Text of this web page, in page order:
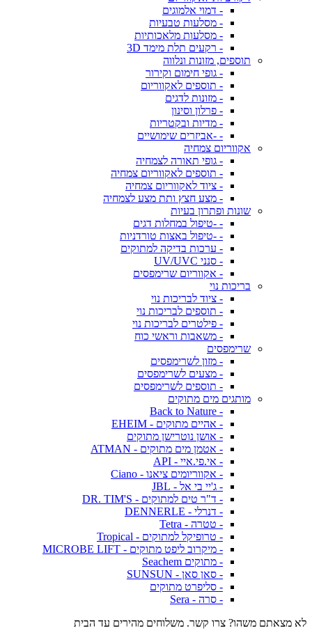
- דמוי אלמוגים
- מסלעות טבעיות
- מסלעות מלאכותיות
- רקעים תלת מימד 3D
תוספים, מזונות ונלווה
- גופי חימום וקירור
- תוספים לאקווריום
- מזונות לדגים
- פרלון וסינון
- מדיות ובקטריות
- -אביזרים שימושיים
אקווריום צמחיה
- גופי תאורה לצמחיה
- תוספים לאקווריום צמחיה
- ציוד לאקווריום צמחיה
- מצע חצץ ותת מצע לצמחיה
שונות ופתרון בעיות
- -טיפול במחלות דגים
- -טיפול באצות טורדניות
- ערכות בדיקה למתוקים
- סנני UV/UVC
- אקווריום שרימפסים
בריכות נוי
- ציוד לבריכות נוי
- תוספים לבריכות נוי
- פילטרים לבריכות נוי
- משאבות וראשי כוח
שרימפסים
- מזון לשרימפסים
- מצעים לשרימפסים
- תוספים לשרימפסים
מותגים מים מתוקים
- Back to Nature
- אהיים מתוקים - EHEIM
- אושן נוטרישן מתוקים
- אטמן מים מתוקים - ATMAN
- אי.פי.איי - API
- אקווריומים ציאנו - Ciano
- ג'יי בי אל - JBL
- ד"ר טים למתוקים - DR. TIM'S
- דנרלי - DENNERLE
- טטרה - Tetra
- טרופיקל למתוקים - Tropical
- מיקרוב ליפט מתוקים - MICROBE LIFT
- מתוקים Seachem
- סאן סאן - SUNSUN
- סליפרט מתוקים
- סרה - Sera
לא מצאתם משהו? צרו קשר. משלוחים מהירים עד הבית